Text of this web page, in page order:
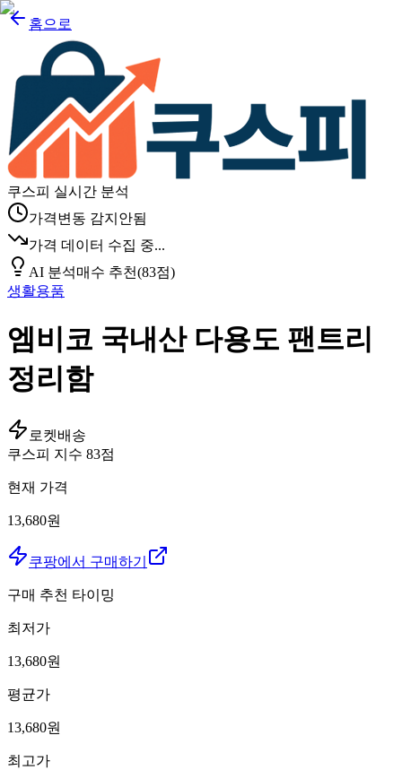
홈으로
쿠스피 실시간 분석
가격변동 감지안됨
가격 데이터 수집 중...
AI 분석매수 추천(83점)
생활용품
엠비코 국내산 다용도 팬트리
정리함
로켓배송
쿠스피 지수 83점
현재 가격
13,680원
쿠팡에서 구매하기
구매 추천 타이밍
최저가
13,680원
평균가
13,680원
최고가